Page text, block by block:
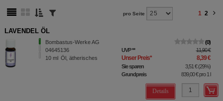
pro Seite 1 2
LAVENDEL ÖL
Bombastus-Werke AG
04645136
10 ml Öl, ätherisches
0
UVP** 11,90 €
Unser Preis* 8,39 €
Sie sparen 3,51 €(29%)
Grundpreis
839,00 €pro 1 l
Details